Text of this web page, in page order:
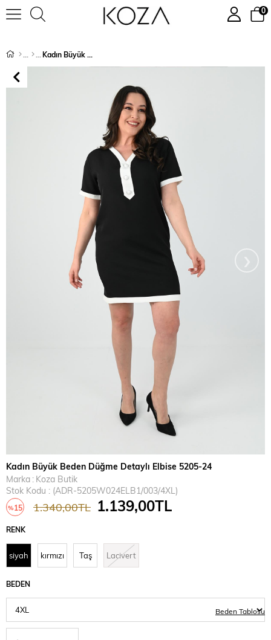
0
Kadın Büyük Beden Düğme Detaylı Elbise 5205-24
›
Kadın Büyük Beden Düğme Detaylı Elbise 5205-24
Marka : Koza Butik
Stok Kodu
(ADR-5205W024ELB1/003/4XL)
%15
İndirim
1.340,00TL 1.139,00TL
RENK
siyah kırmızı Taş Lacivert
BEDEN
Beden Tablosu